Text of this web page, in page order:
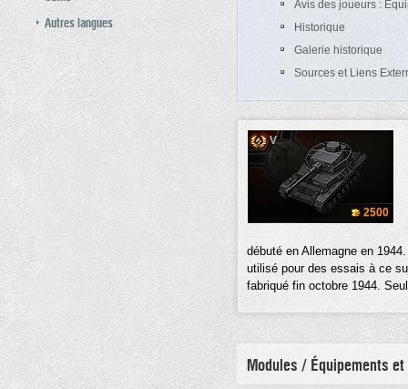
Autres langues
Avis des joueurs :
Historique
Galerie historique
Sources et Liens
V
2500
débuté en Allemagne en
utilisé pour des essais à ce
fabriqué fin octobre 1944.
Modules / Équipements